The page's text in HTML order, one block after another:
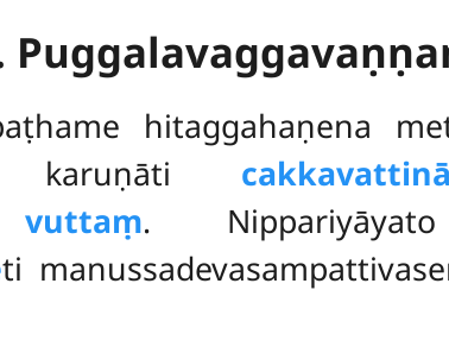
hitaggahaṇena
karuṇāti
vuttaṃ.
ti